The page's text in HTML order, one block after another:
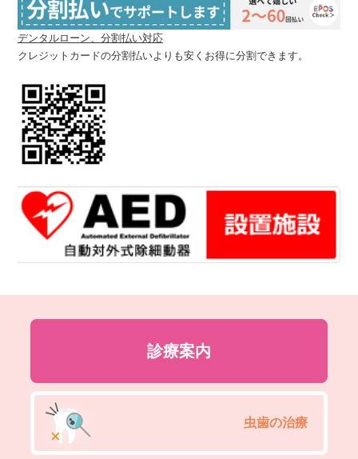
デンタルローン、分割払い対応
クレジットカードの分割払いよりも安くお得に分割できます。
診療案内
虫歯の治療